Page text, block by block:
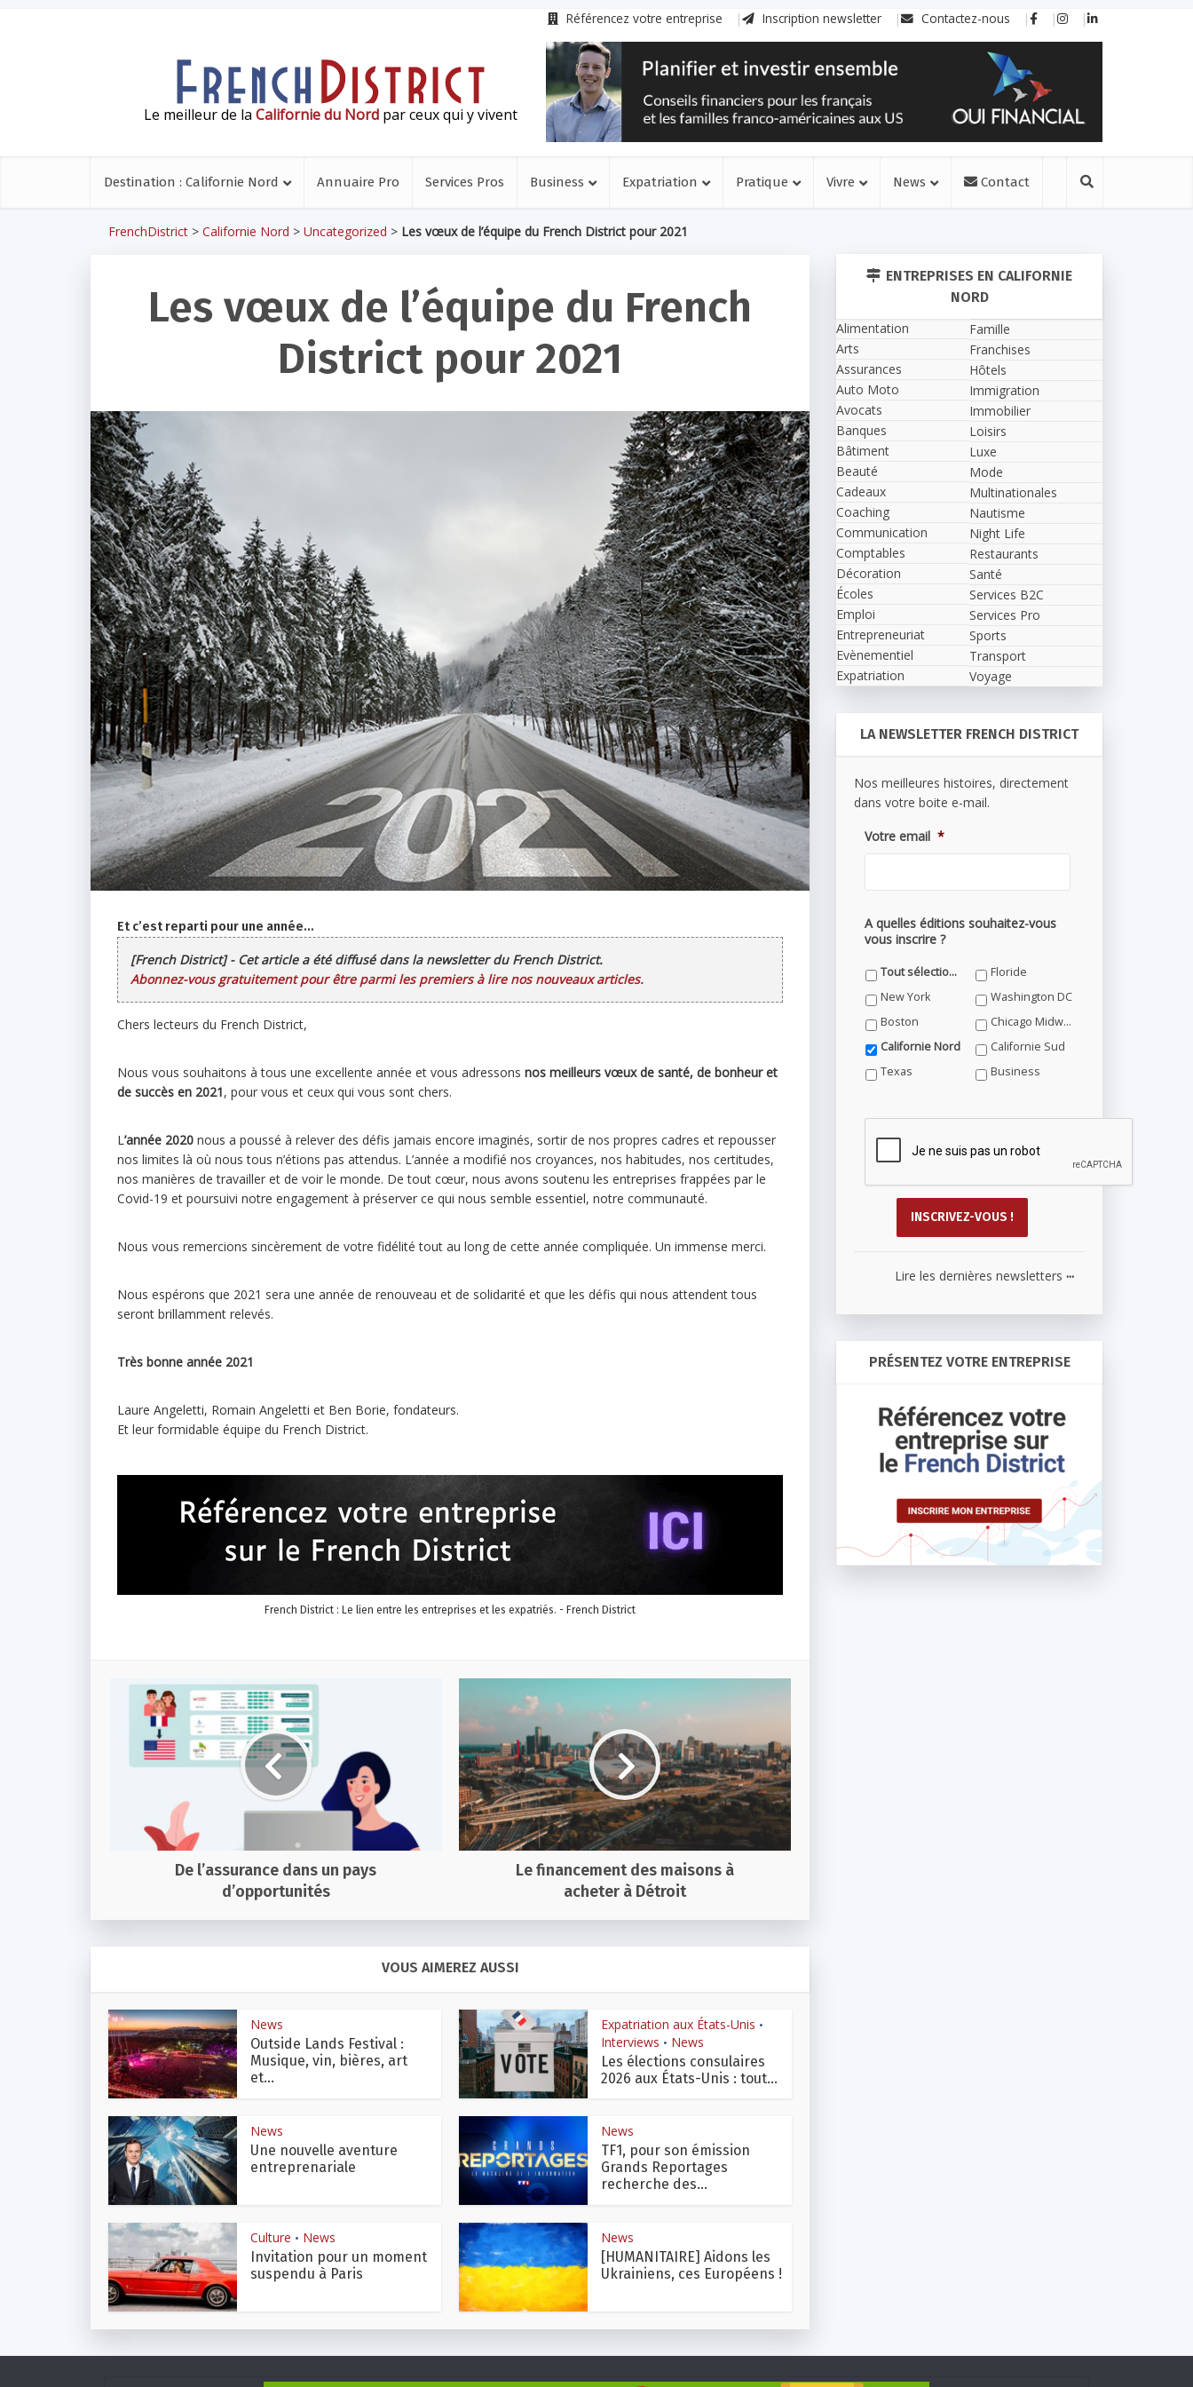
Référencez votre entreprise Inscription newsletter Contactez-nous
Le meilleur de la Californie du Nord par ceux qui y vivent
Destination : Californie Nord Annuaire Pro Services Pros Business Expatriation Pratique Vivre News Contact
FrenchDistrict > Californie Nord > Uncategorized > Les vœux de l’équipe du French District pour 2021
Les vœux de l’équipe du French
District pour 2021
Et c’est reparti pour une année…
[French District] - Cet article a été diffusé dans la newsletter du French District.
Abonnez-vous gratuitement pour être parmi les premiers à lire nos nouveaux articles.
Chers lecteurs du French District,
Nous vous souhaitons à tous une excellente année et vous adressons nos meilleurs vœux de santé, de bonheur et
de succès en 2021, pour vous et ceux qui vous sont chers.
L’année 2020 nous a poussé à relever des défis jamais encore imaginés, sortir de nos propres cadres et repousser
nos limites là où nous tous n’étions pas attendus. L’année a modifié nos croyances, nos habitudes, nos certitudes,
nos manières de travailler et de voir le monde. De tout cœur, nous avons soutenu les entreprises frappées par le
Covid-19 et poursuivi notre engagement à préserver ce qui nous semble essentiel, notre communauté.
Nous vous remercions sincèrement de votre fidélité tout au long de cette année compliquée. Un immense merci.
Nous espérons que 2021 sera une année de renouveau et de solidarité et que les défis qui nous attendent tous
seront brillamment relevés.
Très bonne année 2021
Laure Angeletti, Romain Angeletti et Ben Borie, fondateurs.
Et leur formidable équipe du French District.
French District : Le lien entre les entreprises et les expatriés. - French District
De l’assurance dans un pays
d’opportunités
Le financement des maisons à
acheter à Détroit
VOUS AIMEREZ AUSSI
News
Outside Lands Festival :
Musique, vin, bières, art
et...
Expatriation aux États-Unis •
Interviews • News
Les élections consulaires
2026 aux États-Unis : tout...
News
Une nouvelle aventure
entreprenariale
News
TF1, pour son émission
Grands Reportages
recherche des...
Culture • News
Invitation pour un moment
suspendu à Paris
News
[HUMANITAIRE] Aidons les
Ukrainiens, ces Européens !
ENTREPRISES EN CALIFORNIE
NORD
Alimentation
Arts
Assurances
Auto Moto
Avocats
Banques
Bâtiment
Beauté
Cadeaux
Coaching
Communication
Comptables
Décoration
Écoles
Emploi
Entrepreneuriat
Evènementiel
Expatriation
Famille
Franchises
Hôtels
Immigration
Immobilier
Loisirs
Luxe
Mode
Multinationales
Nautisme
Night Life
Restaurants
Santé
Services B2C
Services Pro
Sports
Transport
Voyage
LA NEWSLETTER FRENCH DISTRICT
Nos meilleures histoires, directement
dans votre boite e-mail.
Votre email *
A quelles éditions souhaitez-vous
vous inscrire ?
Tout sélectionner
Floride
New York
Washington DC
Boston
Chicago Midwest
Californie Nord
Californie Sud
Texas
Business
Lire les dernières newsletters ...
PRÉSENTEZ VOTRE ENTREPRISE